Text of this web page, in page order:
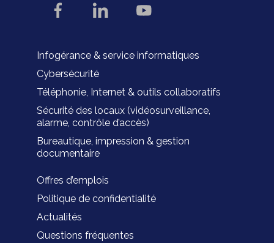
Infogérance & service informatiques
Cybersécurité
Téléphonie, Internet & outils collaboratifs
Sécurité des locaux (vidéosurveillance,
alarme, contrôle d’accès)
Bureautique, impression & gestion
documentaire
Offres d’emplois
Politique de confidentialité
Actualités
Questions fréquentes